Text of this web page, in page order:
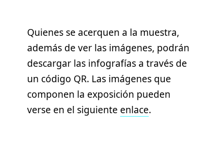
Quienes se acerquen a la muestra,
además de ver las imágenes, podrán
descargar las infografías a través de
un código QR. Las imágenes que
componen la exposición pueden
verse en el siguiente enlace.